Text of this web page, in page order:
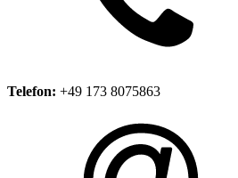
Telefon: +49 173 8075863